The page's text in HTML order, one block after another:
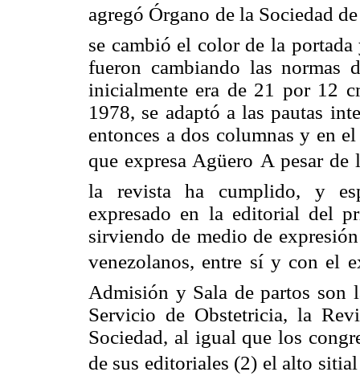
agregó Órgano de la Sociedad
se cambió el color de la
fueron cambiando las
inicialmente era de 21 por 12
1978, se adaptó a las pautas
entonces a dos columnas y en
que expresa Agüero A pesar
la revista ha cumplido, y
expresado en la editorial del
sirviendo de medio de
venezolanos, entre sí y con el
Admisión y Sala de partos son
Servicio de Obstetricia, la
Sociedad, al igual que los
de sus editoriales (2) el alto sitial